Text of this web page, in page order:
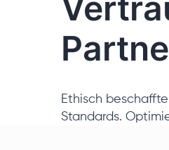
Ethisch
Standards.